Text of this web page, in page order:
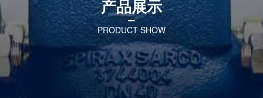
产品展示
PRODUCT SHOW